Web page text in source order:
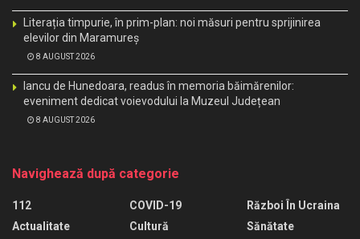
Literația timpurie, în prim-plan: noi măsuri pentru sprijinirea
elevilor din Maramureș
8 AUGUST 2026
Iancu de Hunedoara, readus în memoria băimărenilor:
eveniment dedicat voievodului la Muzeul Județean
8 AUGUST 2026
Navighează după categorie
112
Actualitate
COVID-19
Cultură
Război În Ucraina
Sănătate